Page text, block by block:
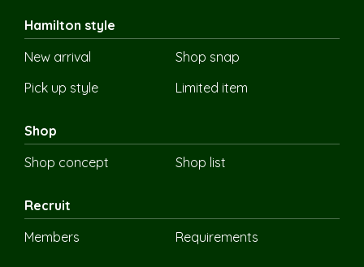
Hamilton style
New arrival
Shop snap
Pick up style
Limited item
Shop
Shop concept
Shop list
Recruit
Members
Requirements